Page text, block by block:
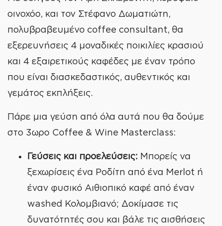
οινοχόο, και τον Στέφανο Δωματιώτη,
πολυβραβευμένο coffee consultant, θα
εξερευνήσεις 4 μοναδικές ποικιλίες κρασιού
και 4 εξαιρετικούς καφέδες με έναν τρόπο
που είναι διασκεδαστικός, αυθεντικός και
γεμάτος εκπλήξεις.
Πάρε μια γεύση από όλα αυτά που θα δούμε
στο 3ωρο Coffee & Wine Masterclass:
Γεύσεις και προελεύσεις: Μπορείς να
ξεχωρίσεις ένα Ροδίτη από ένα Merlot ή
έναν φυσικό Αιθιοπικό καφέ από έναν
washed Κολομβιανό; Δοκίμασε τις
δυνατότητές σου και βάλε τις αισθήσεις